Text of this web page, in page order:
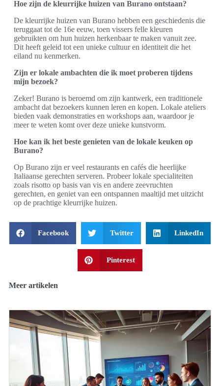
Hoe zijn de kleurrijke huizen van Burano ontstaan?
De kleurrijke huizen van Burano hebben een geschiedenis die
teruggaat tot de 16e eeuw, toen vissers felle kleuren
gebruikten om hun huizen herkenbaar te maken vanuit zee.
Dit heeft geleid tot een unieke cultuur en identiteit die het
eiland nu kenmerken.
Zijn er lokale ambachten die ik moet proberen tijdens
mijn bezoek?
Zeker! Burano is beroemd om zijn kantwerk, een traditionele
ambacht dat bezoekers kunnen leren en kopen. Lokale ateliers
bieden vaak demonstraties en workshops aan, waardoor je
meer te weten komt over deze unieke kunstvorm.
Hoe kan ik het beste genieten van de lokale keuken op
Burano?
Op Burano zijn er veel restaurants en cafés die heerlijke
Italiaanse gerechten serveren. Probeer lokale specialiteiten
zoals risotto op basis van vis en andere zeevruchten
gerechten, en geniet van een ontspannen maaltijd met uitzicht
op de prachtige kleurrijke huizen.
Facebook Twitter LinkedIn
Pinterest
Meer artikelen